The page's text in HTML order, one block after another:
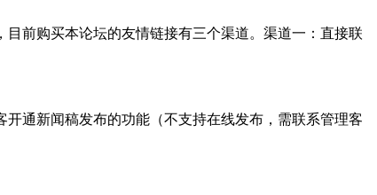
前购买本论坛的友情链接有三个渠道。渠道一：直接联
通新闻稿发布的功能（不支持在线发布，需联系管理客